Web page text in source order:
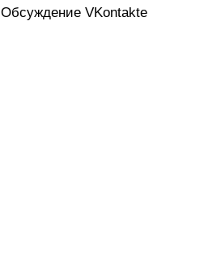
Обсуждение VKontakte